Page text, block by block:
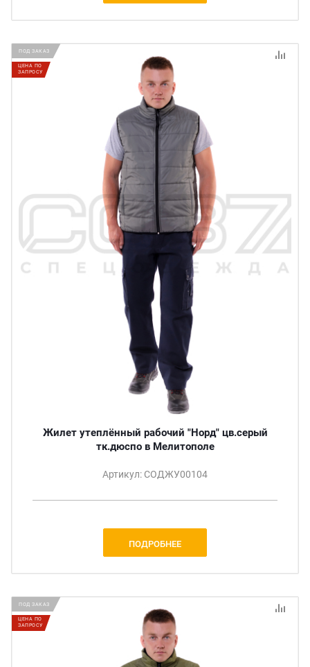
ПОД ЗАКАЗ
ЦЕНА ПО
ЗАПРОСУ
Жилет утеплённый рабочий "Норд" цв.серый
тк.дюспо в Мелитополе
Артикул: СОДЖУ00104
ПОДРОБНЕЕ
ПОД ЗАКАЗ
ЦЕНА ПО
ЗАПРОСУ